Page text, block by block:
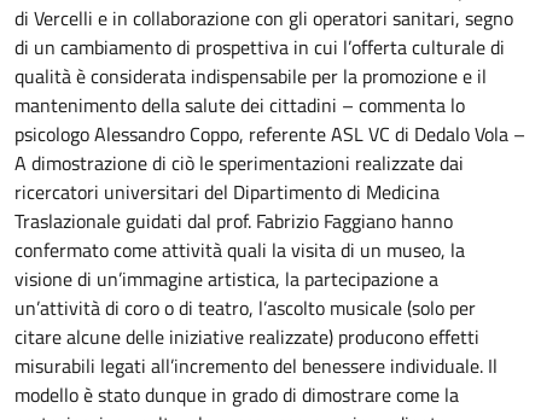
di Vercelli e in collaborazione con gli operatori sanitari, segno
di un cambiamento di prospettiva in cui l’offerta culturale di
qualità è considerata indispensabile per la promozione e il
mantenimento della salute dei cittadini – commenta lo
psicologo Alessandro Coppo, referente ASL VC di Dedalo Vola –
A dimostrazione di ciò le sperimentazioni realizzate dai
ricercatori universitari del Dipartimento di Medicina
Traslazionale guidati dal prof. Fabrizio Faggiano hanno
confermato come attività quali la visita di un museo, la
visione di un’immagine artistica, la partecipazione a
un’attività di coro o di teatro, l’ascolto musicale (solo per
citare alcune delle iniziative realizzate) producono effetti
misurabili legati all’incremento del benessere individuale. Il
modello è stato dunque in grado di dimostrare come la